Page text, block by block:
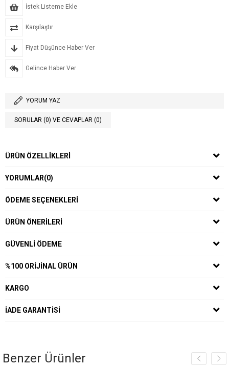
İstek Listeme Ekle
Karşılaştır
Fiyat Düşünce Haber Ver
Gelince Haber Ver
YORUM YAZ
SORULAR (0) VE CEVAPLAR (0)
ÜRÜN ÖZELLIKLERI
YORUMLAR(0)
ÖDEME SEÇENEKLERI
ÜRÜN ÖNERILERI
GÜVENLI ÖDEME
%100 ORIJINAL ÜRÜN
KARGO
İADE GARANTISI
Benzer Ürünler